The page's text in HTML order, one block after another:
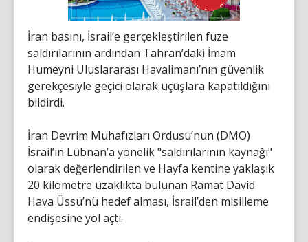
İran basını, İsrail’e gerçekleştirilen füze
saldırılarının ardından Tahran’daki İmam
Humeyni Uluslararası Havalimanı’nın güvenlik
gerekçesiyle geçici olarak uçuşlara kapatıldığını
bildirdi.
İran Devrim Muhafızları Ordusu’nun (DMO)
İsrail’in Lübnan’a yönelik "saldırılarının kaynağı"
olarak değerlendirilen ve Hayfa kentine yaklaşık
20 kilometre uzaklıkta bulunan Ramat David
Hava Üssü’nü hedef alması, İsrail’den misilleme
endişesine yol açtı.